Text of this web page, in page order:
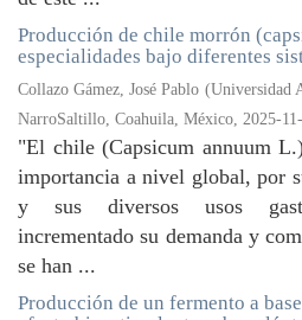
Producción de chile morrón
especialidades bajo diferentes
Collazo Gámez, José Pablo (Universidad
NarroSaltillo, Coahuila, México, 2025-
"El chile (Capsicum annuum
importancia a nivel global, por
y sus diversos usos
incrementado su demanda y
se han ...
Producción de un fermento a